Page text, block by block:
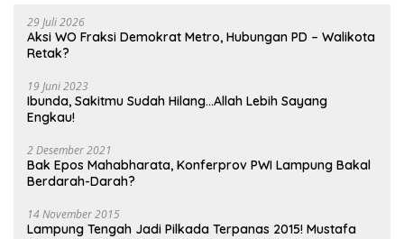
29 Juli 2026
Aksi WO Fraksi Demokrat Metro, Hubungan PD – Walikota
Retak?
19 Juni 2023
Ibunda, Sakitmu Sudah Hilang…Allah Lebih Sayang
Engkau!
2 Desember 2021
Bak Epos Mahabharata, Konferprov PWI Lampung Bakal
Berdarah-Darah?
14 November 2015
Lampung Tengah Jadi Pilkada Terpanas 2015! Mustafa